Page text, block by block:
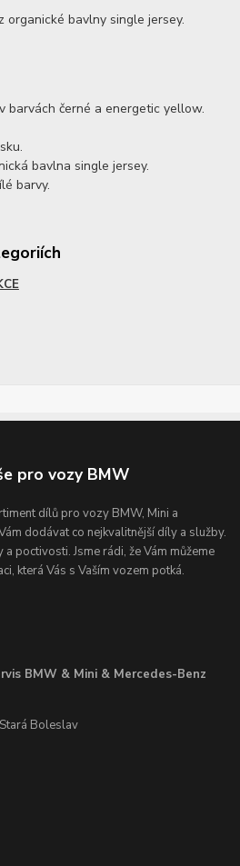
organické bavlny single jersey.
barvách černé a energetic yellow.
bavlna single jersey.
barvy.
pro vozy BMW
dílů pro vozy BMW, Mini a
dodávat co nejkvalitnější díly a služby.
a poctivosti. Jsme rádi, že Vám můžeme
která Vás s Vaším vozem potká.
BMW & Mini & Mercedes-Benz
Boleslav